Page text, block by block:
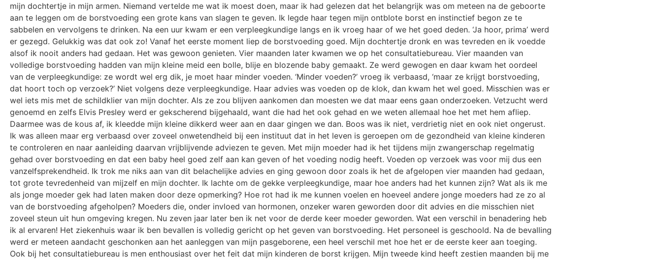
mijn dochtertje in mijn armen. Niemand vertelde me wat ik moest doen, maar ik had gelezen dat het belangrijk was om meteen na de geboorte
aan te leggen om de borstvoeding een grote kans van slagen te geven. Ik legde haar tegen mijn ontblote borst en instinctief begon ze te
sabbelen en vervolgens te drinken. Na een uur kwam er een verpleegkundige langs en ik vroeg haar of we het goed deden. ‘Ja hoor, prima’ werd
er gezegd. Gelukkig was dat ook zo! Vanaf het eerste moment liep de borstvoeding goed. Mijn dochtertje dronk en was tevreden en ik voedde
alsof ik nooit anders had gedaan. Het was gewoon genieten. Vier maanden later kwamen we op het consultatiebureau. Vier maanden van
volledige borstvoeding hadden van mijn kleine meid een bolle, blije en blozende baby gemaakt. Ze werd gewogen en daar kwam het oordeel
van de verpleegkundige: ze wordt wel erg dik, je moet haar minder voeden. ‘Minder voeden?’ vroeg ik verbaasd, ‘maar ze krijgt borstvoeding,
dat hoort toch op verzoek?’ Niet volgens deze verpleegkundige. Haar advies was voeden op de klok, dan kwam het wel goed. Misschien was er
wel iets mis met de schildklier van mijn dochter. Als ze zou blijven aankomen dan moesten we dat maar eens gaan onderzoeken. Vetzucht werd
genoemd en zelfs Elvis Presley werd er gekscherend bijgehaald, want die had het ook gehad en we weten allemaal hoe het met hem afliep.
Daarmee was de kous af, ik kleedde mijn kleine dikkerd weer aan en daar gingen we dan. Boos was ik niet, verdrietig niet en ook niet ongerust.
Ik was alleen maar erg verbaasd over zoveel onwetendheid bij een instituut dat in het leven is geroepen om de gezondheid van kleine kinderen
te controleren en naar aanleiding daarvan vrijblijvende adviezen te geven. Met mijn moeder had ik het tijdens mijn zwangerschap regelmatig
gehad over borstvoeding en dat een baby heel goed zelf aan kan geven of het voeding nodig heeft. Voeden op verzoek was voor mij dus een
vanzelfsprekendheid. Ik trok me niks aan van dit belachelijke advies en ging gewoon door zoals ik het de afgelopen vier maanden had gedaan,
tot grote tevredenheid van mijzelf en mijn dochter. Ik lachte om de gekke verpleegkundige, maar hoe anders had het kunnen zijn? Wat als ik me
als jonge moeder gek had laten maken door deze opmerking? Hoe rot had ik me kunnen voelen en hoeveel andere jonge moeders had ze zo al
van de borstvoeding afgeholpen? Moeders die, onder invloed van hormonen, onzeker waren geworden door dit advies en die misschien niet
zoveel steun uit hun omgeving kregen. Nu zeven jaar later ben ik net voor de derde keer moeder geworden. Wat een verschil in benadering heb
ik al ervaren! Het ziekenhuis waar ik ben bevallen is volledig gericht op het geven van borstvoeding. Het personeel is geschoold. Na de bevalling
werd er meteen aandacht geschonken aan het aanleggen van mijn pasgeborene, een heel verschil met hoe het er de eerste keer aan toeging.
Ook bij het consultatiebureau is men enthousiast over het feit dat mijn kinderen de borst krijgen. Mijn tweede kind heeft zestien maanden bij me